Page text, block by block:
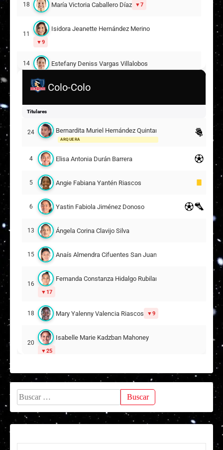
18 María Victoria Caballero Díaz 7
11
Isidora Jeanette Hernández Merino
9
14 Estefany Deniss Vargas Villalobos
Marcela Alejandra Pérez García
Martina Funck Guajardo 12
Constanza Isabel Reveco Jara
18
Dominic Pascal Luna Orellana
10
Javiera Constanza Henríquez Aceiton
17
15
Daniela Antonieta Aguirre Coceres
13
19 Amelie Gabriela Claudia Letelier Yantén
DT:Alex Castro
Colo-Colo
Titulares
24 Bernardita Muriel Hernández Quintanilla
ARQUERA
4 Elisa Antonia Durán Barrera
5 Angie Fabiana Yantén Riascos
6 Yastin Fabiola Jiménez Donoso
13 Ángela Corina Clavijo Silva
15 Anaís Almendra Cifuentes San Juan
16
Fernanda Constanza Hidalgo Rubilar
17
18 Mary Yalenny Valencia Riascos 9
20
Isabelle Marie Kadzban Mahoney
25
Rachel Valentina Ramírez Zamora
27 Isidora Victoria Olave Araneda 11
Suplentes
Catalina Isidora Mellado Alvarado
Buscar: